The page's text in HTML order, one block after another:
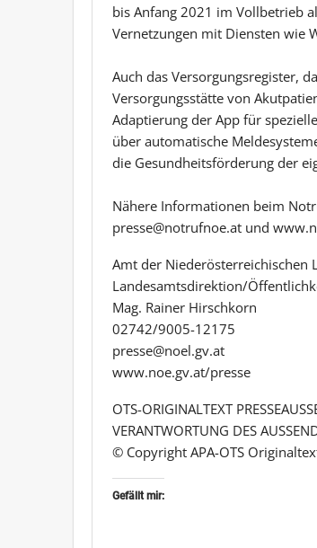
bis Anfang 2021 im Vollbetrieb
Vernetzungen mit Diensten wie
Auch das Versorgungsregister,
Versorgungsstätte von
Adaptierung der App für
über automatische
die Gesundheitsförderung der
Nähere Informationen beim
presse@notrufnoe.at und
Amt der Niederösterreichischen
Landesamtsdirektion/
Mag. Rainer Hirschkorn
02742/9005-12175
presse@noel.gv.at
www.noe.gv.at/presse
OTS-ORIGINALTEXT
VERANTWORTUNG DES
© Copyright APA-OTS
Gefällt mir: